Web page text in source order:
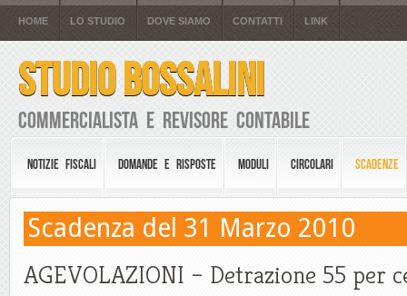
HOME LO STUDIO DOVE SIAMO CONTATTI LINK
STUDIO BOSSALINI
Commercialista e Revisore Contabile
NOTIZIE FISCALI DOMANDE E RISPOSTE MODULI CIRCOLARI SCADENZE
Scadenza del 31 Marzo 2010
AGEVOLAZIONI – Detrazione 55 per